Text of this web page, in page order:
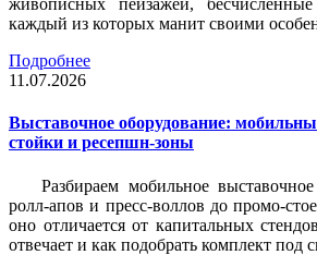
живописных пейзажей,
каждый из которых манит своими
Подробнее
11.07.2026
Выставочное оборудование:
стойки и ресепшн-зоны
Разбираем мобильное
ролл-апов и пресс-воллов до промо-
оно отличается от капитальных
отвечает и как подобрать комплект под